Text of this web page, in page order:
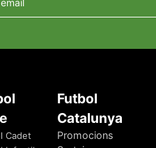
Cadet
Futbol
Catalunya
Promocions